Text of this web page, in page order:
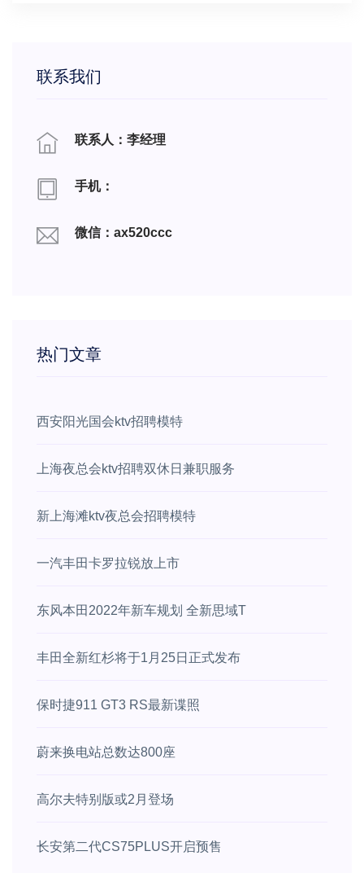
联系我们
联系人：李经理
手机：
微信：ax520ccc
热门文章
西安阳光国会ktv招聘模特
上海夜总会ktv招聘双休日兼职服务
新上海滩ktv夜总会招聘模特
一汽丰田卡罗拉锐放上市
东风本田2022年新车规划 全新思域T
丰田全新红杉将于1月25日正式发布
保时捷911 GT3 RS最新谍照
蔚来换电站总数达800座
高尔夫特别版或2月登场
长安第二代CS75PLUS开启预售